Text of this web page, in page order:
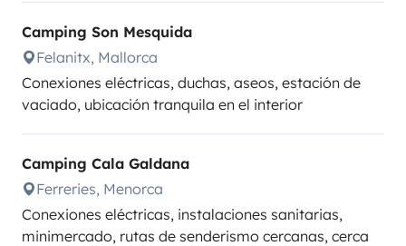
Camping Son Mesquida
Felanitx, Mallorca
Conexiones eléctricas, duchas, aseos, estación de
vaciado, ubicación tranquila en el interior
Camping Cala Galdana
Ferreries, Menorca
Conexiones eléctricas, instalaciones sanitarias,
minimercado, rutas de senderismo cercanas, cerca